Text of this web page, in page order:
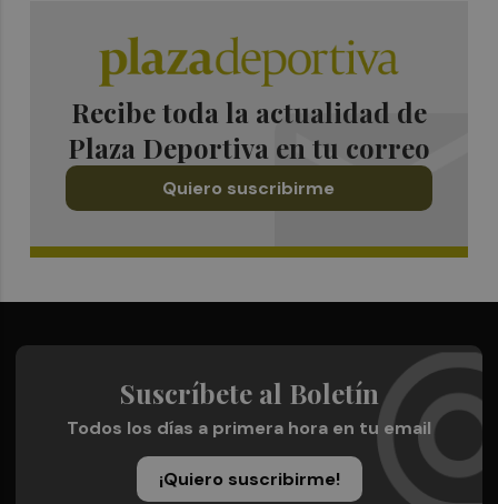
Recibe toda la actualidad de
Plaza Deportiva en tu correo
Quiero suscribirme
Suscríbete al Boletín
Todos los días a primera hora en tu email
¡Quiero suscribirme!